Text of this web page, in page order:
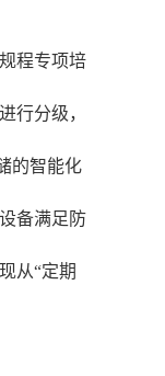
程专项培
行分级，
的智能化
备满足防
从“定期